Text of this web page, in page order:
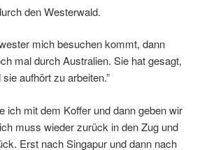
den Westerwald.
mich besuchen kommt, dann
mal durch Australien. Sie hat gesagt,
aufhört zu arbeiten.”
ich mit dem Koffer und dann geben wir
muss wieder zurück in den Zug und
Erst nach Singapur und dann nach